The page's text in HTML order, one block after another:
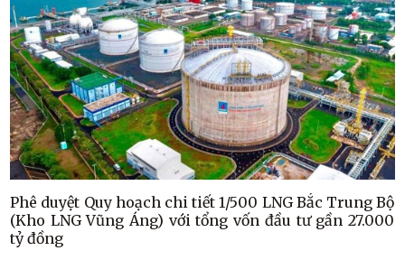
Phê duyệt Quy hoạch chi tiết 1/500 LNG Bắc Trung Bộ
(Kho LNG Vũng Áng) với tổng vốn đầu tư gần 27.000
tỷ đồng